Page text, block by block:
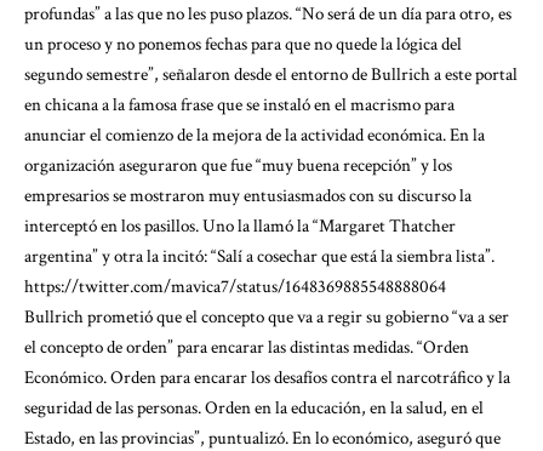
profundas” a las que no les puso plazos. “No será de un día para otro, es
un proceso y no ponemos fechas para que no quede la lógica del
segundo semestre”, señalaron desde el entorno de Bullrich a este portal
en chicana a la famosa frase que se instaló en el macrismo para
anunciar el comienzo de la mejora de la actividad económica. En la
organización aseguraron que fue “muy buena recepción” y los
empresarios se mostraron muy entusiasmados con su discurso la
interceptó en los pasillos. Uno la llamó la “Margaret Thatcher
argentina” y otra la incitó: “Salí a cosechar que está la siembra lista”.
https://twitter.com/mavica7/status/1648369885548888064
Bullrich prometió que el concepto que va a regir su gobierno “va a ser
el concepto de orden” para encarar las distintas medidas. “Orden
Económico. Orden para encarar los desafíos contra el narcotráfico y la
seguridad de las personas. Orden en la educación, en la salud, en el
Estado, en las provincias”, puntualizó. En lo económico, aseguró que